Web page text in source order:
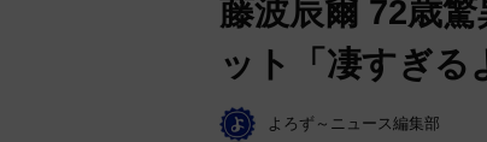
藤波辰爾 72歳
ット「凄すぎる
よろず～ニュース編集部